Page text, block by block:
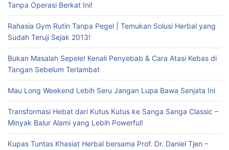
Tanpa Operasi Berkat Ini!
Rahasia Gym Rutin Tanpa Pegel | Temukan Solusi Herbal yang
Sudah Teruji Sejak 2013!
Bukan Masalah Sepele! Kenali Penyebab & Cara Atasi Kebas di
Tangan Sebelum Terlambat
Mau Long Weekend Lebih Seru Jangan Lupa Bawa Senjata Ini
Transformasi Hebat dari Kutus Kutus ke Sanga Sanga Classic –
Minyak Balur Alami yang Lebih Powerful!
Kupas Tuntas Khasiat Herbal bersama Prof. Dr. Daniel Tjen –